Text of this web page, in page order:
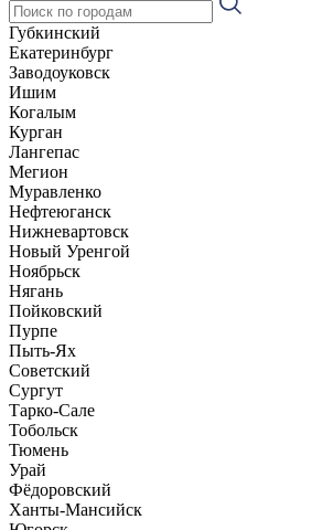
Губкинский
Екатеринбург
Заводоуковск
Ишим
Когалым
Курган
Лангепас
Мегион
Муравленко
Нефтеюганск
Нижневартовск
Новый Уренгой
Ноябрьск
Нягань
Пойковский
Пурпе
Пыть-Ях
Советский
Сургут
Тарко-Сале
Тобольск
Тюмень
Урай
Фёдоровский
Ханты-Мансийск